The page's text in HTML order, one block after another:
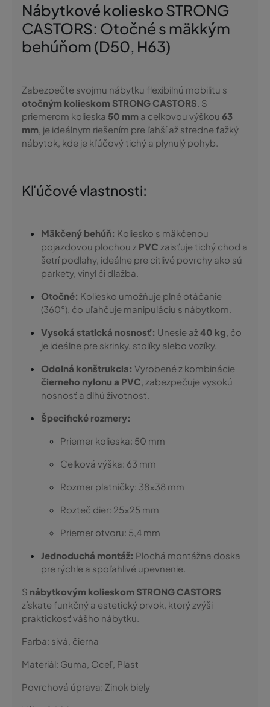
Nábytkové koliesko STRONG
CASTORS: Otočné s mäkkým
behúňom (D50, H63)
Zabezpečte svojmu nábytku flexibilnú mobilitu s
otočným kolieskom STRONG CASTORS. S
priemerom kolieska 50 mm a celkovou výškou 63
mm, je ideálnym riešením pre ľahší až stredne ťažký
nábytok, kde je kľúčový tichý a plynulý pohyb.
Kľúčové vlastnosti:
Mäkčený behúň: Koliesko s mäkčenou
pojazdovou plochou z PVC zaisťuje tichý chod a
šetrí podlahy, ideálne pre citlivé povrchy ako sú
parkety, vinyl či dlažba.
Otočné: Koliesko umožňuje plné otáčanie
(360°), čo uľahčuje manipuláciu s nábytkom.
Vysoká statická nosnosť: Unesie až40 kg, čo
je ideálne pre skrinky, stolíky alebo vozíky.
Odolná konštrukcia: Vyrobené z kombinácie
čierneho nylonu a PVC, zabezpečuje vysokú
nosnosť a dlhú životnosť.
Špecifické rozmery:
Priemer kolieska: 50 mm
Celková výška: 63 mm
Rozmer platničky: 38x38 mm
Rozteč dier: 25x25 mm
Priemer otvoru: 5,4 mm
Jednoduchá montáž: Plochá montážna doska
pre rýchle a spoľahlivé upevnenie.
S nábytkovým kolieskom STRONG CASTORS
získate funkčný a estetický prvok, ktorý zvýši
praktickosť vášho nábytku.
Farba: sivá, čierna
Materiál: Guma, Oceľ, Plast
Povrchová úprava: Zinok biely